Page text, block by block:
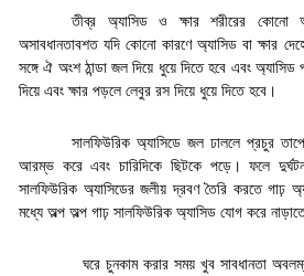
তীব্র অ্যাসিড ও ক্ষার শরীরের
অসাবধানতাবশত যদি কোনো কারণে অ্যাসিড বা ক্ষার
সঙ্গে ঐ অংশ ঠান্ডা জল দিয়ে ধুয়ে দিতে হবে এবং অ্যাসিড
দিয়ে এবং ক্ষার পড়লে লেবুর রস দিয়ে ধুয়ে দিতে হবে ।
সালফিউরিক অ্যাসিডে জল ঢাললে প্রচুর
আরম্ভ করে এবং চারিদিকে ছিটকে পড়ে। ফলে
সালফিউরিক অ্যাসিডের জলীয় দ্রবণ তৈরি করতে গাঢ়
মধ্যে অল্প অল্প গাঢ় সালফিউরিক অ্যাসিড যোগ করে
ঘরে চুনকাম করার সময় খুব সাবধানতা